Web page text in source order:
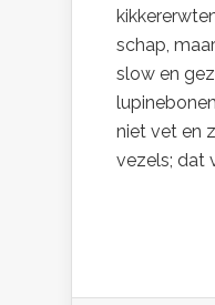
schap,
slow en
niet vet en
vezels; dat